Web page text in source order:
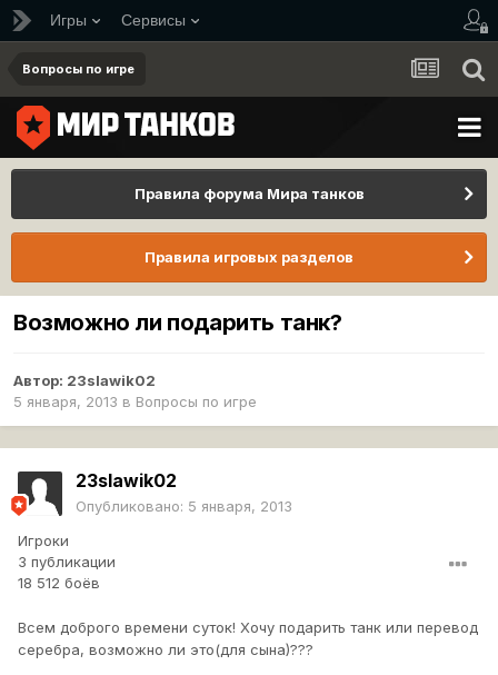
Игры Сервисы
Вопросы по игре
Правила форума Мира танков
Правила игровых разделов
Возможно ли подарить танк?
Автор: 23slawik02
5 января, 2013 в Вопросы по игре
23slawik02
Опубликовано: 5 января, 2013
Игроки
3 публикации
18 512 боёв
Всем доброго времени суток! Хочу подарить танк или перевод
серебра, возможно ли это(для сына)???